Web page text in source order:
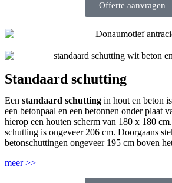
Offerte aanvragen
Standaard schutting
Een standaard schutting in hout en beton
een betonpaal en een betonnen onder plaat
hierop een houten scherm van 180 x 180
schutting is ongeveer 206 cm. Doorgaans
betonschuttingen ongeveer 195 cm boven
meer >>